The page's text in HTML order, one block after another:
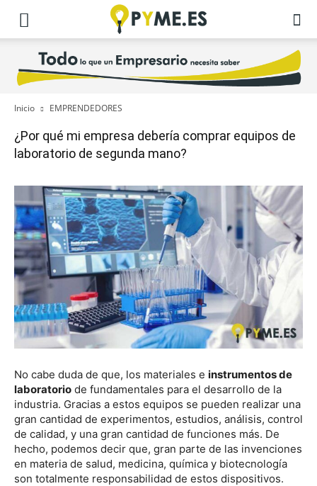
Inicio EMPRENDEDORES
¿Por qué mi empresa debería comprar equipos de
laboratorio de segunda mano?
No cabe duda de que, los materiales e instrumentos de
laboratorio de fundamentales para el desarrollo de la
industria. Gracias a estos equipos se pueden realizar una
gran cantidad de experimentos, estudios, análisis, control
de calidad, y una gran cantidad de funciones más. De
hecho, podemos decir que, gran parte de las invenciones
en materia de salud, medicina, química y biotecnología
son totalmente responsabilidad de estos dispositivos.